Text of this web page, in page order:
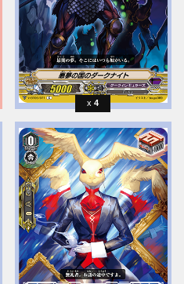
4